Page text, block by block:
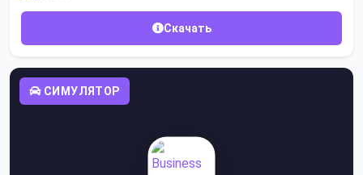
Скачать
СИМУЛЯТОР